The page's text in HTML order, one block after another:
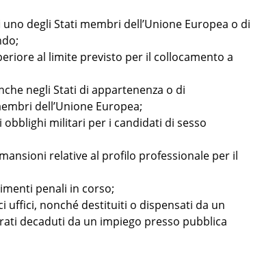
degli Stati membri dell’Unione Europea o di
al limite previsto per il collocamento a
negli Stati di appartenenza o di
dell’Unione Europea;
militari per i candidati di sesso
relative al profilo professionale per il
penali in corso;
uffici, nonché destituiti o dispensati da un
decaduti da un impiego presso pubblica